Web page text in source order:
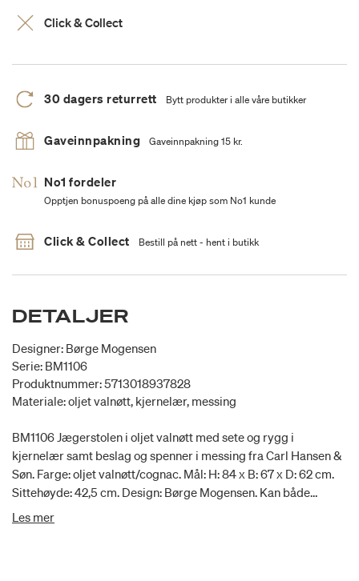
Click & Collect
30 dagers returrett Bytt produkter i alle våre butikker
Gaveinnpakning Gaveinnpakning 15 kr.
No1 fordeler
Opptjen bonuspoeng på alle dine kjøp som No1 kunde
Click & Collect Bestill på nett - hent i butikk
DETALJER
Designer: Børge Mogensen
Serie: BM1106
Produktnummer: 5713018937828
Materiale: oljet valnøtt, kjernelær, messing
BM1106 Jægerstolen i oljet valnøtt med sete og rygg i
kjernelær samt beslag og spenner i messing fra Carl Hansen &
Søn. Farge: oljet valnøtt/cognac. Mål: H: 84 x B: 67 x D: 62 cm.
Sittehøyde: 42,5 cm. Design: Børge Mogensen. Kan både
benyttes som spisebordsstol og loungestol.
Les mer